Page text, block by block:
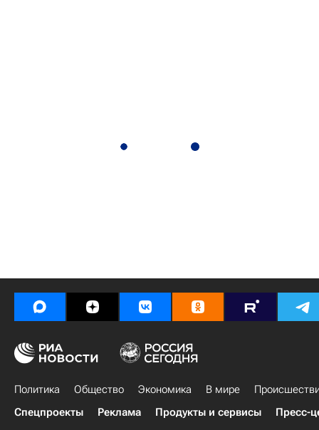
Политика Общество Экономика В мире
Спецпроекты
Реклама Продукты и сервисы Пресс-